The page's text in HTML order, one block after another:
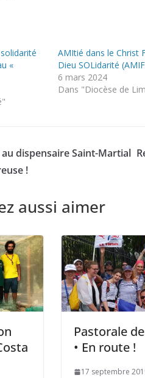
«
AMItié dans le Christ
Dieu SOLidarité
6 mars 2024
Dans "Diocèse de
dispensaire Saint-Martial
!
aussi aimer
Pastorale
• En route !
17 septembre